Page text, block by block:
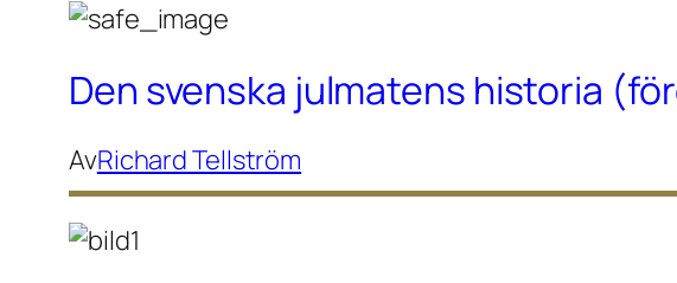
Den svenska julmatens historia
AvRichard Tellström